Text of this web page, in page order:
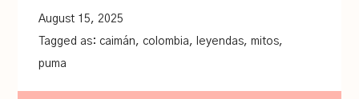
August 15, 2025
Tagged as: caimán, colombia, leyendas,mitos,
puma